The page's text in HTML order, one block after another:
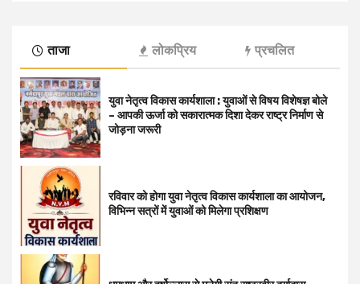
ताजा लोकप्रिय प्रचलित
युवा नेतृत्व विकास कार्यशाला : युवाओं से विषय विशेषज्ञ बोले
– आपकी ऊर्जा को सकारात्मक दिशा देकर राष्ट्र निर्माण से
जोड़ना जरूरी
रविवार को होगा युवा नेतृत्व विकास कार्यशाला का आयोजन,
विभिन्न सत्रों में युवाओं को मिलेगा प्रशिक्षण